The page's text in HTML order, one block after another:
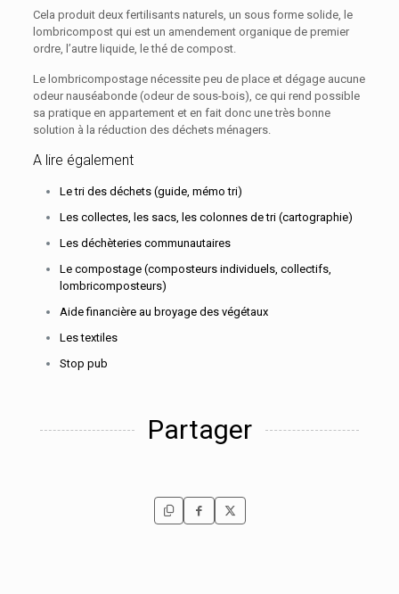
Cela produit deux fertilisants naturels, un sous forme solide, le
lombricompost qui est un amendement organique de premier
ordre, l’autre liquide, le thé de compost.
Le lombricompostage nécessite peu de place et dégage aucune
odeur nauséabonde (odeur de sous-bois), ce qui rend possible
sa pratique en appartement et en fait donc une très bonne
solution à la réduction des déchets ménagers.
A lire également
Le tri des déchets (guide, mémo tri)
Les collectes, les sacs, les colonnes de tri (cartographie)
Les déchèteries communautaires
Le compostage (composteurs individuels, collectifs,
lombricomposteurs)
Aide financière au broyage des végétaux
Les textiles
Stop pub
Partager